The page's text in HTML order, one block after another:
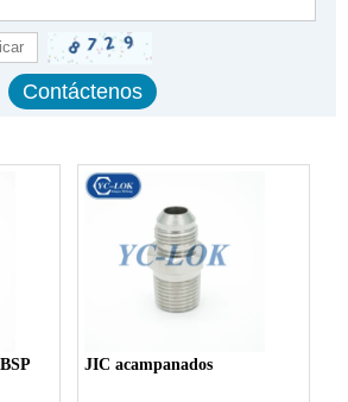
JIC acampanados